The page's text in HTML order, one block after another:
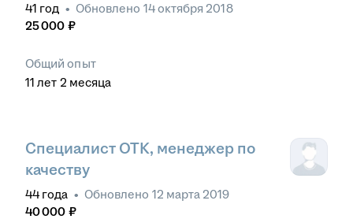
41 год • Обновлено 14 октября 2018
25 000 ₽
Общий опыт
11 лет 2 месяца
Специалист ОТК, менеджер по
качеству
44 года • Обновлено 12 марта 2019
40 000 ₽